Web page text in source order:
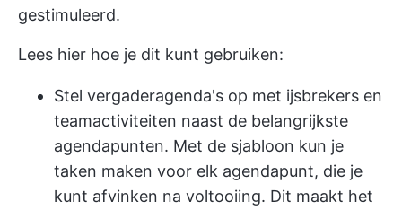
gestimuleerd.
Lees hier hoe je dit kunt gebruiken:
Stel vergaderagenda's op met ijsbrekers en
teamactiviteiten naast de belangrijkste
agendapunten. Met de sjabloon kun je
taken maken voor elk agendapunt, die je
kunt afvinken na voltooiing. Dit maakt het